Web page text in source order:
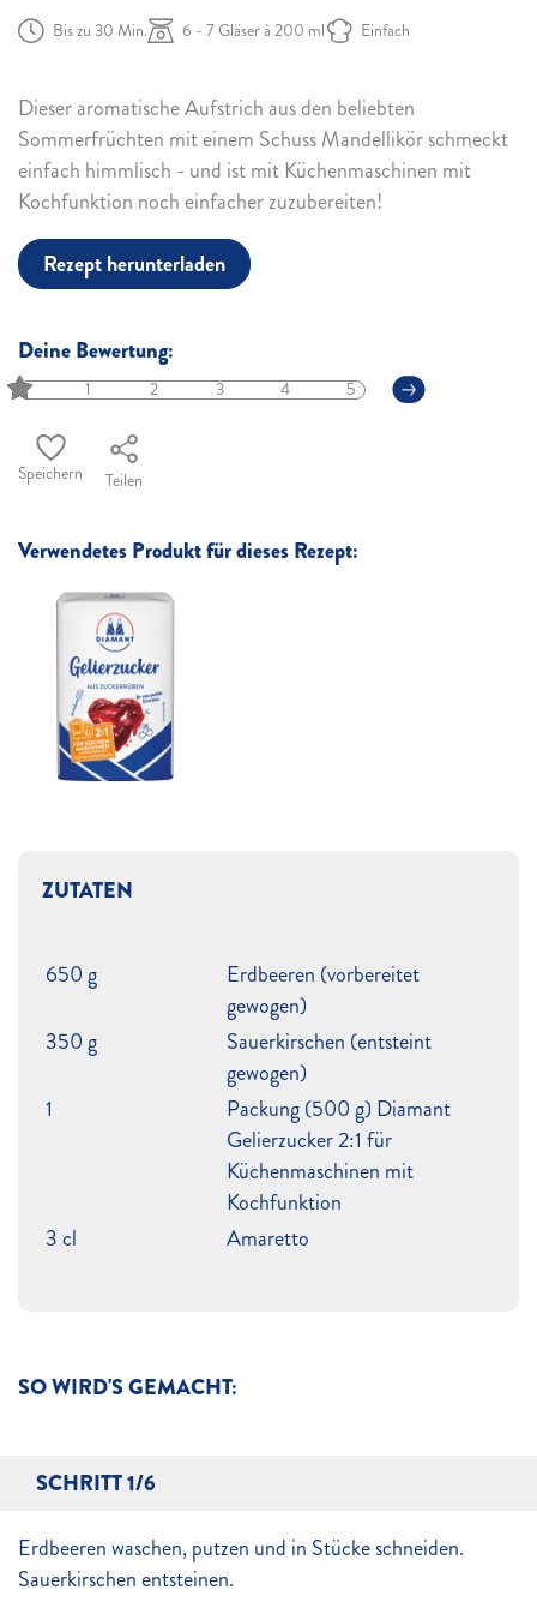
Bis zu 30 Min. 6 - 7 Gläser à 200 ml Einfach
Dieser aromatische Aufstrich aus den beliebten
Sommerfrüchten mit einem Schuss Mandellikör schmeckt
einfach himmlisch - und ist mit Küchenmaschinen mit
Kochfunktion noch einfacher zuzubereiten!
Rezept herunterladen
Deine Bewertung:
1 2 3 4 5
Speichern Teilen
Verwendetes Produkt für dieses Rezept:
SO WIRD'S GEMACHT:
SCHRITT 1/6
Erdbeeren waschen, putzen und in Stücke schneiden.
Sauerkirschen entsteinen.
ZUTATEN
650 g
Erdbeeren (vorbereitet
gewogen)
350 g
Sauerkirschen (entsteint
gewogen)
1
Packung (500 g) Diamant
Gelierzucker 2:1 für
Küchenmaschinen mit
Kochfunktion
3 cl
Amaretto